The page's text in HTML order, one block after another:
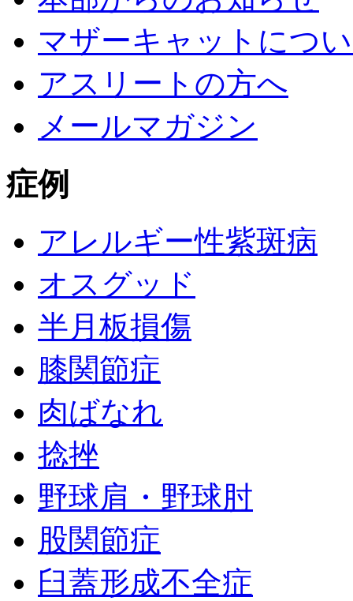
マザーキャットにつ
アスリートの方へ
メールマガジン
症例
アレルギー性紫斑病
オスグッド
半月板損傷
膝関節症
肉ばなれ
捻挫
野球肩・野球肘
股関節症
臼蓋形成不全症